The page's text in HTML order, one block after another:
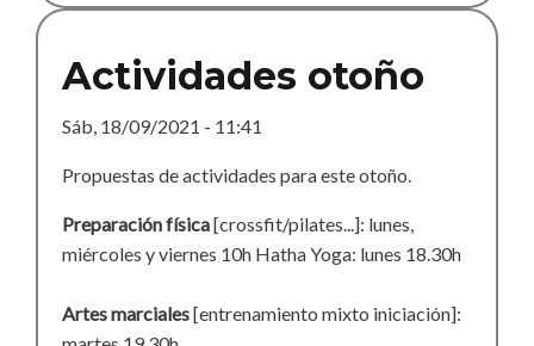
Actividades otoño
Sáb, 18/09/2021 - 11:41
Propuestas de actividades para este otoño.
Preparación física[crossfit/pilates...]: lunes,
miércoles y viernes 10h Hatha Yoga: lunes 18.30h
Artes marciales[entrenamiento mixto iniciación]: